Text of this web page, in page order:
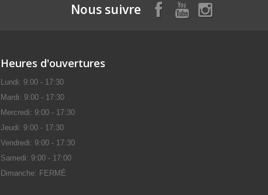
Nous suivre
Heures d'ouvertures
Lundi: 9:00 - 17:30
Mardi: 9:00 - 17:30
Mercredi: 9:00 - 17:30
Jeudi: 9:00 - 17:30
Vendredi: 9:00 - 17:30
Samedi: 9:00 - 17:00
Dimanche: FERMÉ